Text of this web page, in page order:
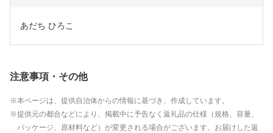
あだち ひろこ
注意事項・その他
本ページは、提供自治体からの情報に基づき、作成しています。
提供元の都合などにより、掲載中に予告なく返礼品の仕様（規格、容量、
パッケージ、原材料など）が変更される場合がございます。お届けした返